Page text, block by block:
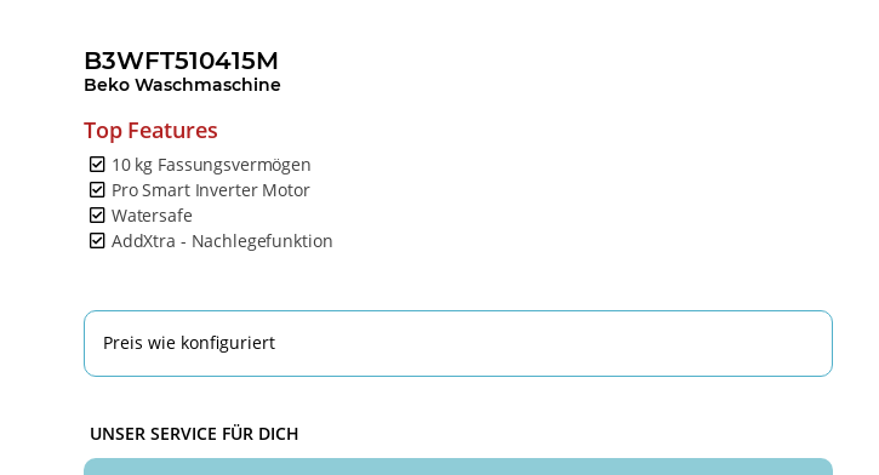
B3WFT510415M
Beko Waschmaschine
Top Features
10 kg Fassungsvermögen
Pro Smart Inverter Motor
Watersafe
AddXtra - Nachlegefunktion
Preis wie konfiguriert
UNSER SERVICE FÜR DICH